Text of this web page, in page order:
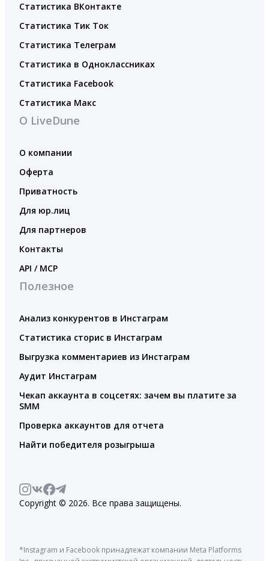
Статистика ВКонтакте
Статистика Тик Ток
Статистика Телеграм
Статистика в Одноклассниках
Статистика Facebook
Статистика Макс
О LiveDune
О компании
Оферта
Приватность
Для юр.лиц
Для партнеров
Контакты
API / MCP
Полезное
Анализ конкурентов в Инстаграм
Статистика сторис в Инстаграм
Выгрузка комментариев из Инстаграм
Аудит Инстаграм
Чекап аккаунта в соцсетях: зачем вы платите за
SMM
Проверка аккаунтов для отчета
Найти победителя розыгрыша
Copyright © 2026. Все права защищены.
*Instagram и Facebook принадлежат компании Meta Platforms